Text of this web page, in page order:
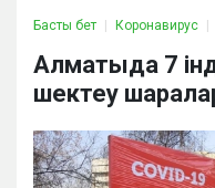
Басты бет Коронавирус
Алматыда 7
шектеу